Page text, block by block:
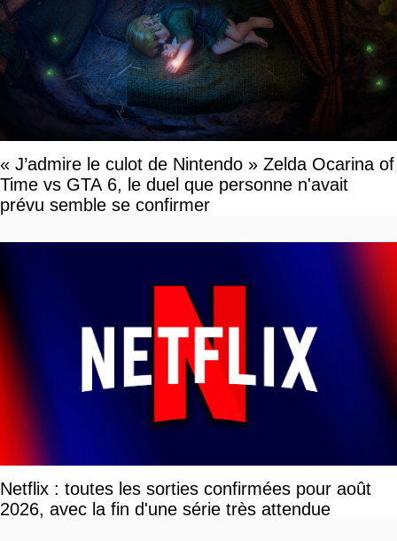
« J’admire le culot de Nintendo » Zelda Ocarina of
Time vs GTA 6, le duel que personne n'avait
prévu semble se confirmer
Netflix : toutes les sorties confirmées pour août
2026, avec la fin d'une série très attendue